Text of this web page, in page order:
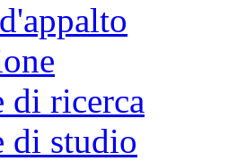
di ricerca
di studio